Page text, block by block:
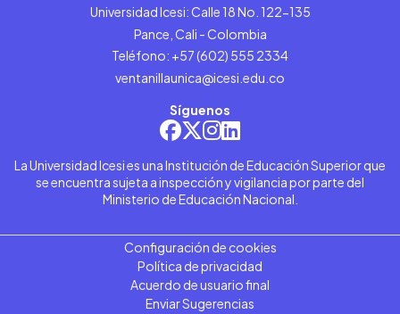
Universidad Icesi: Calle 18 No. 122-135
Pance, Cali - Colombia
Teléfono: +57 (602) 555 2334
ventanillaunica@icesi.edu.co
Síguenos
La Universidad Icesi es una Institución de Educación Superior que
se encuentra sujeta a inspección y vigilancia por parte del
Ministerio de Educación Nacional.
Configuración de cookies
Política de privacidad
Acuerdo de usuario final
Enviar Sugerencias